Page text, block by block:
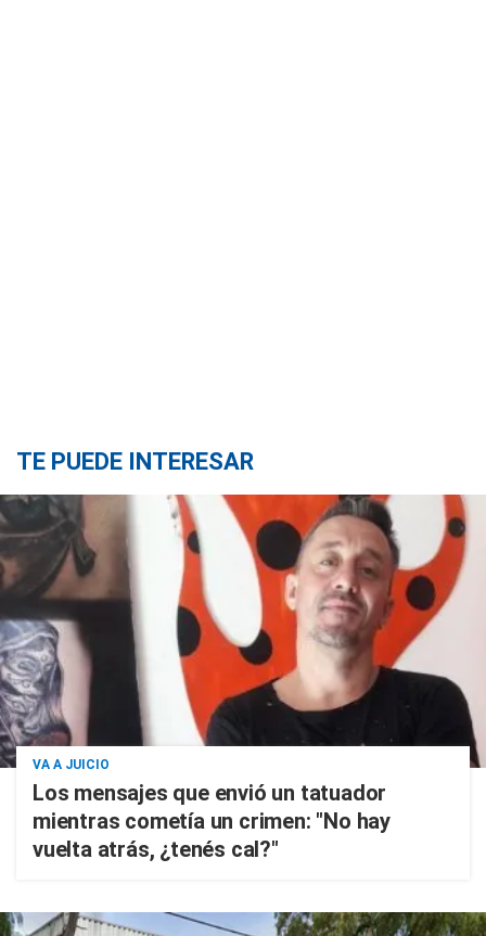
TE PUEDE INTERESAR
VA A JUICIO
Los mensajes que envió un tatuador
mientras cometía un crimen: "No hay
vuelta atrás, ¿tenés cal?"